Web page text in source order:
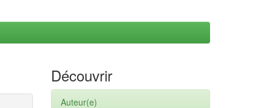
Découvrir
Auteur(e)